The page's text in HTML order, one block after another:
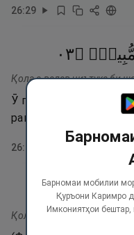
26:29
مُّبِينٍۢ ۝٣٠
Қола а-валав ҷиътука би
Ӯ гуфт: «(Оё зиндонӣ
равшанро биёрам?»
26:
ٱلصَّـٰدِقِينَ ۝
Қола фаъти биҳи ин кунта
Барномаи мобилии
Қуръони Каримро
Имкониятҳои бештар,